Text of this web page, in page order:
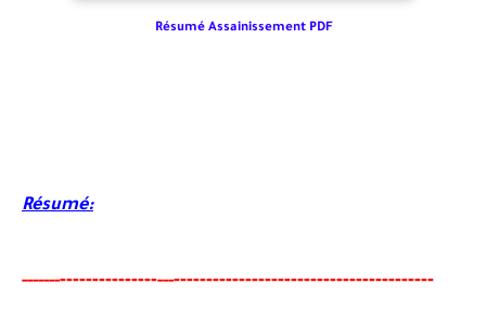
Résumé Assainissement PDF
Résumé:
-----------------------------------------------------------------